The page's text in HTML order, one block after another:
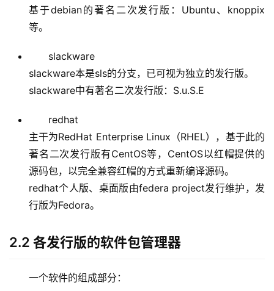
基于debian的著名二次发行版：Ubuntu、knoppix
等。
slackware
slackware本是sls的分支，已可视为独立的发行版。
slackware中有著名二次发行版：S.u.S.E
redhat
主干为RedHat Enterprise Linux（RHEL），基于此的
著名二次发行版有CentOS等，CentOS以红帽提供的
源码包，以完全兼容红帽的方式重新编译源码。
redhat个人版、桌面版由federa project发行维护，发
行版为Fedora。
2.2 各发行版的软件包管理器
一个软件的组成部分：